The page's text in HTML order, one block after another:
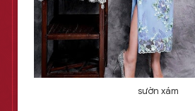
sườn xám